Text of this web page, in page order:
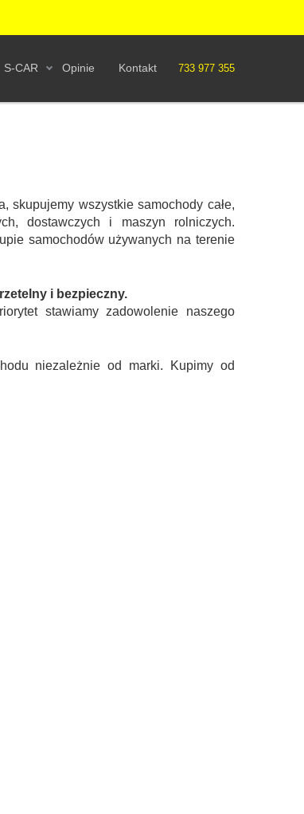
733 977 355
S-CAR Opinie Kontakt
skupujemy wszystkie samochody całe,
dostawczych i maszyn rolniczych.
samochodów używanych na terenie
i bezpieczny.
stawiamy zadowolenie naszego
niezależnie od marki. Kupimy od